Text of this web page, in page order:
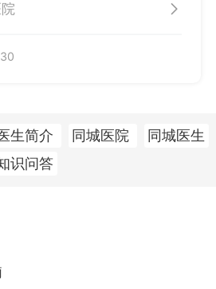
生简介 同城医院
同城医生
识问答